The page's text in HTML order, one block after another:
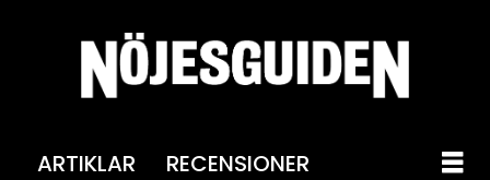
ARTIKLAR RECENSIONER